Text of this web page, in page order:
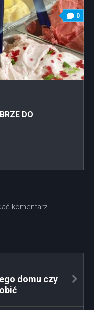
0
DO
komentarz.
domu czy